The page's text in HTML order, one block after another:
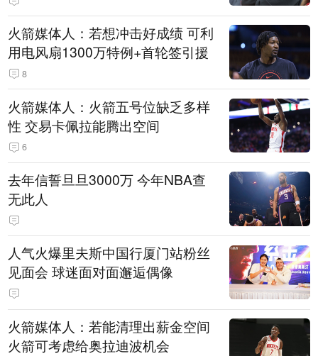
火箭媒体人：若想冲击好成绩 可利
用电风扇1300万特例+首轮签引援
8
火箭媒体人：火箭五号位缺乏多样
性 交易卡佩拉能腾出空间
6
去年信誓旦旦3000万 今年NBA查
无此人
人气火爆里夫斯中国行厦门站粉丝
见面会 球迷面对面邂逅偶像
火箭媒体人：若能清理出薪金空间
火箭可考虑给奥拉迪波机会